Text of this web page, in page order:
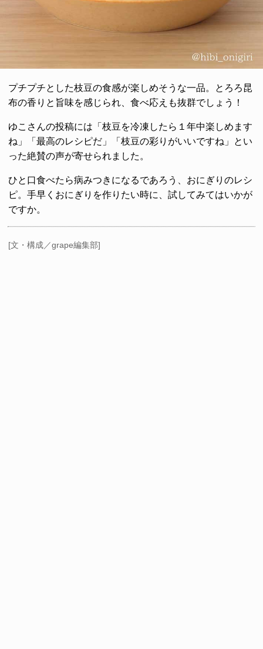
プチプチとした枝豆の食感が楽しめそうな一品。とろろ昆
布の香りと旨味を感じられ、食べ応えも抜群でしょう！
ゆこさんの投稿には「枝豆を冷凍したら１年中楽しめます
ね」「最高のレシピだ」「枝豆の彩りがいいですね」とい
った絶賛の声が寄せられました。
ひと口食べたら病みつきになるであろう、おにぎりのレシ
ピ。手早くおにぎりを作りたい時に、試してみてはいかが
ですか。
[文・構成／grape編集部]